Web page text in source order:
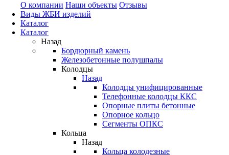
О компании Наши объекты Отзывы
Виды ЖБИ изделий
Каталог
Каталог
Назад
Бордюрный камень
Железобетонные полушпалы
Колодцы
Назад
Колодцы унифицированные
Телефонные колодцы ККС
Опорные плиты бетонные
Опорное кольцо
Сегменты ОПКС
Кольца
Назад
Кольца колодезные